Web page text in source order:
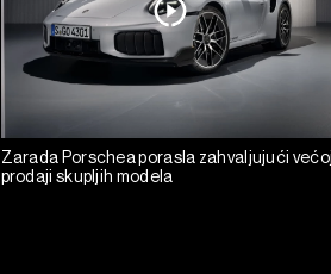
Zarada Porschea porasla zahvaljujući većoj
prodaji skupljih modela